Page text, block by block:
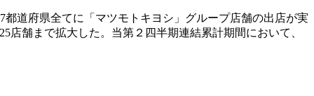
道府県全てに「マツモトキヨシ」グループ店舗の出店が実
舗まで拡大した。当第２四半期連結累計期間において、